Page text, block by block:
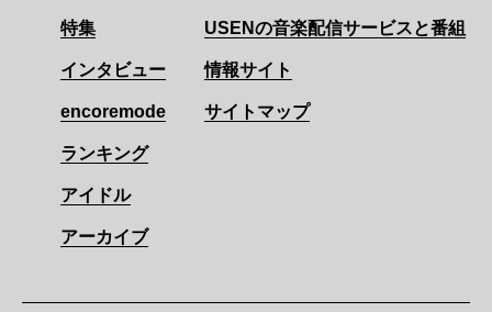
特集
インタビュー
encoremode
ランキング
アイドル
アーカイブ
USENの音楽配信サービスと番組
情報サイト
サイトマップ